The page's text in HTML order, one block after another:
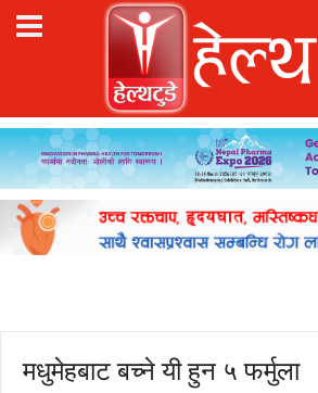
मधुमेहबाट बच्ने यी हुन ५ फर्मुला